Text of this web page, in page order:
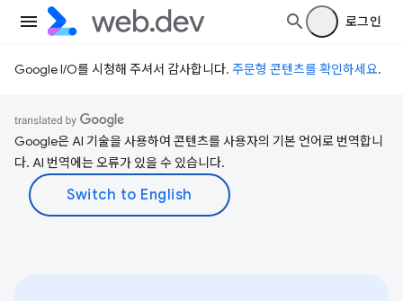
로그인
Google I/O를 시청해 주셔서 감사합니다. 주문형 콘텐츠를 확인하세요.
Google은 AI 기술을 사용하여 콘텐츠를 사용자의 기본 언어로 번역합니
다. AI 번역에는 오류가 있을 수 있습니다.